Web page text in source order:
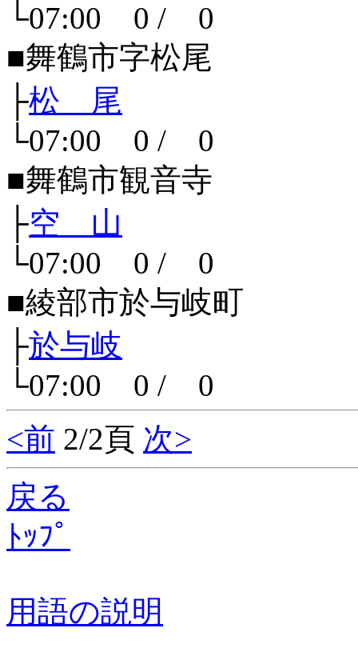
└07:00 0 / 0
■舞鶴市字松尾
├松 尾
└07:00 0 / 0
■舞鶴市観音寺
├空 山
└07:00 0 / 0
■綾部市於与岐町
├於与岐
└07:00 0 / 0
<前 2/2頁 次>
戻る
ﾄｯﾌﾟ
用語の説明